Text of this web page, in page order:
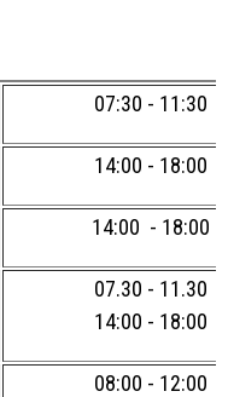
07:30 - 11:30
14:00 - 18:00
14:00 - 18:00
07.30 - 11.30
14:00 - 18:00
08:00 - 12:00